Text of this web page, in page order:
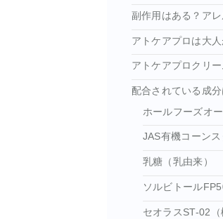
副作用はある？ア
アトケアプロは大
アトケアプロクリ
配合されている成
ホールフーズオ
JAS有機コーンス
乳糖（乳由来）
ソルビトール
セオラスST-02（